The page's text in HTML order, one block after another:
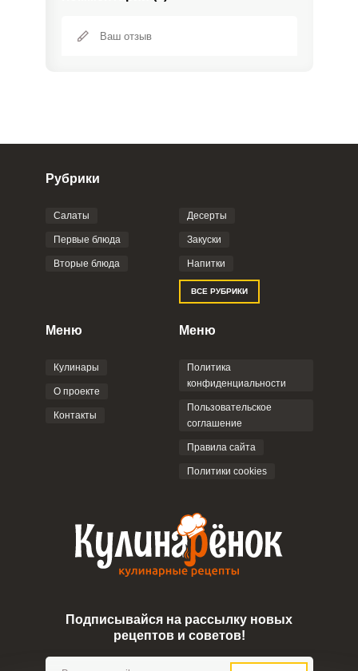
Фото до 4 шт, до 5 mb
Отправляя эту форму, вы соглашаетесь с
Политикой
Пользовательским
соглашением
Рубрики
Салаты
Первые блюда
Вторые блюда
Десерты
Закуски
Напитки
ВСЕ РУБРИКИ
Меню
Кулинары
О проекте
Контакты
Меню
Политика
конфиденциальности
Пользовательское
соглашение
Правила сайта
Политики cookies
Подписывайся на рассылку новых
рецептов и советов!